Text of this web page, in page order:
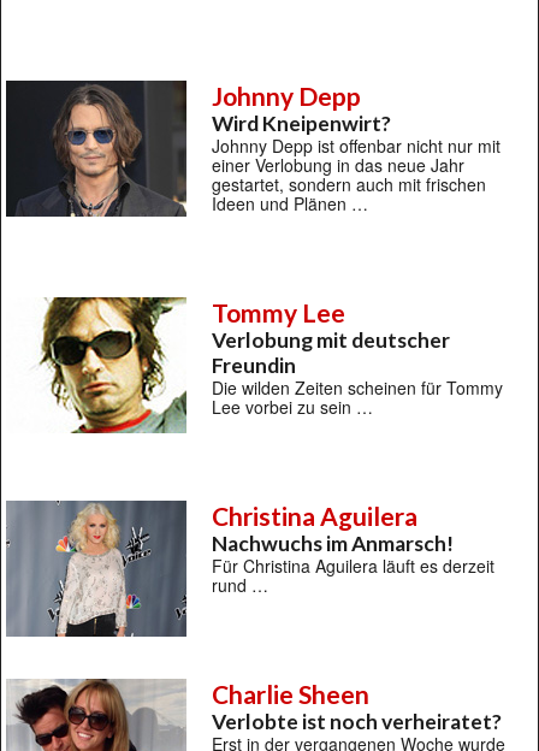
Johnny Depp
Wird Kneipenwirt?
Johnny Depp ist offenbar nicht nur mit
einer Verlobung in das neue Jahr
gestartet, sondern auch mit frischen
Ideen und Plänen …
Tommy Lee
Verlobung mit deutscher
Freundin
Die wilden Zeiten scheinen für Tommy
Lee vorbei zu sein …
Christina Aguilera
Nachwuchs im Anmarsch!
Für Christina Aguilera läuft es derzeit
rund …
Charlie Sheen
Verlobte ist noch verheiratet?
Erst in der vergangenen Woche wurde